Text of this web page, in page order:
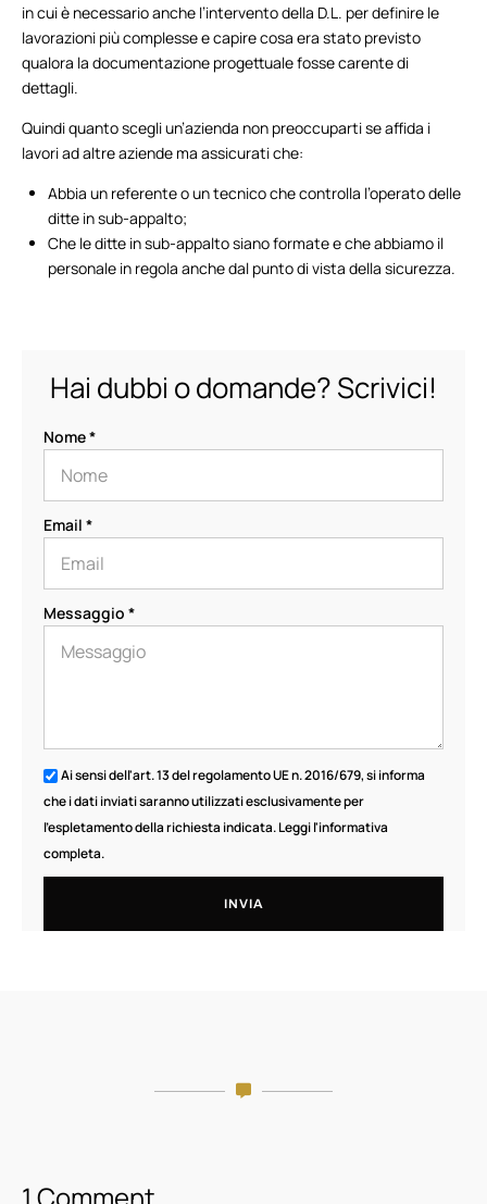
in cui è necessario anche l’intervento della D.L. per definire le
lavorazioni più complesse e capire cosa era stato previsto
qualora la documentazione progettuale fosse carente di
dettagli.
Quindi quanto scegli un’azienda non preoccuparti se affida i
lavori ad altre aziende ma assicurati che:
Abbia un referente o un tecnico che controlla l’operato delle
ditte in sub-appalto;
Che le ditte in sub-appalto siano formate e che abbiamo il
personale in regola anche dal punto di vista della sicurezza.
Hai dubbi o domande? Scrivici!
Nome *
Email *
Messaggio *
Ai sensi dell'art. 13 del regolamento UE n. 2016/679, si informa
che i dati inviati saranno utilizzati esclusivamente per
l'espletamento della richiesta indicata.Leggi l'informativa
completa.
INVIA